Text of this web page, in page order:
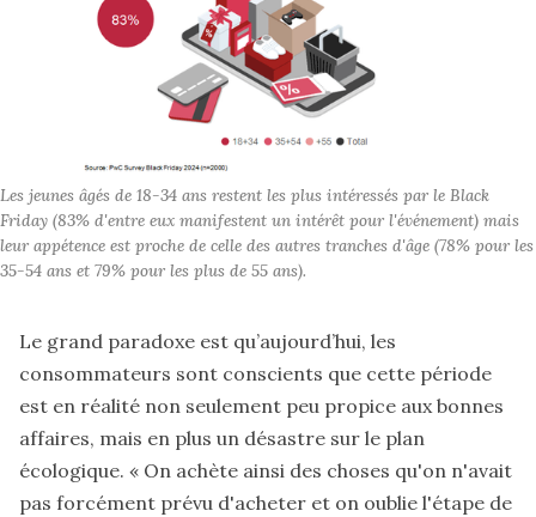
Les jeunes âgés de 18-34 ans restent les plus intéressés par le Black
Friday (83% d'entre eux manifestent un intérêt pour l'événement) mais
leur appétence est proche de celle des autres tranches d'âge (78% pour les
35-54 ans et 79% pour les plus de 55 ans).
Le grand paradoxe est qu’aujourd’hui, les
consommateurs sont conscients que cette période
est en réalité non seulement peu propice aux bonnes
affaires, mais en plus un désastre sur le plan
écologique. « On achète ainsi des choses qu'on n'avait
pas forcément prévu d'acheter et on oublie l'étape de